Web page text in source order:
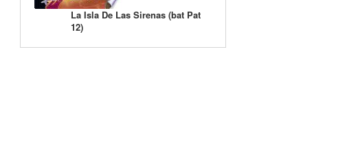
La Isla De Las Sirenas (bat Pat
12)